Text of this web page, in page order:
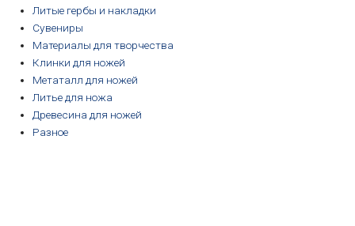
Литые гербы и накладки
Сувениры
Материалы для творчества
Клинки для ножей
Метаталл для ножей
Литье для ножа
Древесина для ножей
Разное